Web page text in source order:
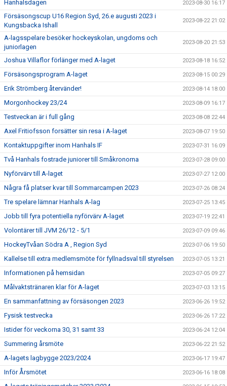
Hanhalsdagen 2023-08-30 16:17
Försäsongscup U16 Region Syd, 26.e augusti 2023 i
Kungsbacka Ishall
2023-08-22 21:02
A-lagsspelare besöker hockeyskolan, ungdoms och
juniorlagen
2023-08-20 21:53
Joshua Villaflor förlänger med A-laget 2023-08-18 16:52
Försäsongsprogram A-laget 2023-08-15 00:29
Erik Strömberg återvänder! 2023-08-14 18:00
Morgonhockey 23/24 2023-08-09 16:17
Testveckan är i full gång 2023-08-08 22:44
Axel Fritiofsson forsätter sin resa i A-laget 2023-08-07 19:50
Kontaktuppgifter inom Hanhals IF 2023-07-31 16:09
Två Hanhals fostrade juniorer till Småkronorna 2023-07-28 09:00
Nyförvärv till A-laget 2023-07-27 12:00
Några få platser kvar till Sommarcampen 2023 2023-07-26 08:24
Tre spelare lämnar Hanhals A-lag 2023-07-25 13:45
Jobb till fyra potentiella nyförvärv A-laget 2023-07-19 22:41
Volontärer till JVM 26/12 - 5/1 2023-07-09 09:46
HockeyTvåan Södra A , Region Syd 2023-07-06 19:50
Kallelse till extra medlemsmöte för fyllnadsval till styrelsen 2023-07-05 13:21
Informationen på hemsidan 2023-07-05 09:27
Målvaktstränaren klar för A-laget 2023-07-03 13:15
En sammanfattning av försäsongen 2023 2023-06-26 19:52
Fysisk testvecka 2023-06-26 17:22
Istider för veckorna 30, 31 samt 33 2023-06-24 12:04
Summering årsmöte 2023-06-22 21:52
A-lagets lagbygge 2023/2024 2023-06-17 19:47
Inför Årsmötet 2023-06-16 18:08